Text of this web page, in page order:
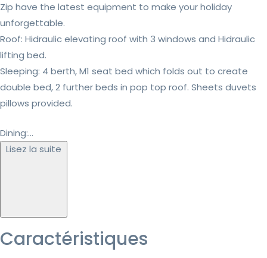
Zip have the latest equipment to make your holiday
unforgettable.
Roof: Hidraulic elevating roof with 3 windows and Hidraulic
lifting bed.
Sleeping: 4 berth, M1 seat bed which folds out to create
double bed, 2 further beds in pop top roof. Sheets duvets
pillows provided.
Dining:...
Lisez la suite
Caractéristiques